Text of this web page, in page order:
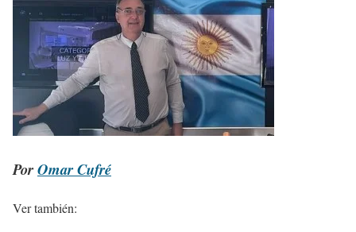
PorOmar Cufré
Ver también: